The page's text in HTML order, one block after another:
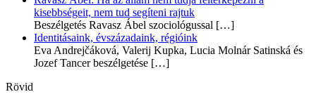
kisebbségeit, nem tud segíteni rajtuk
Beszélgetés Ravasz Ábel szociológussal […]
Identitásaink, évszázadaink, régióink
Eva Andrejčáková, Valerij Kupka, Lucia Molnár Satinská és
Jozef Tancer beszélgetése […]
Rövid